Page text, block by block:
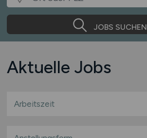
JOBS SUCHEN
Aktuelle Jobs
Arbeitszeit